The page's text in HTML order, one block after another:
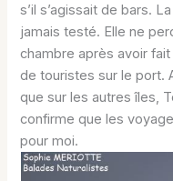
s’il s’agissait de bars.
jamais testé. Elle ne
chambre après avoir
de touristes sur le port.
que sur les autres îles,
confirme que les
pour moi.